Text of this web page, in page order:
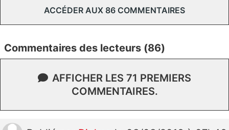
ACCÉDER AUX 86 COMMENTAIRES
Commentaires des lecteurs (86)
AFFICHER LES 71 PREMIERS
COMMENTAIRES.